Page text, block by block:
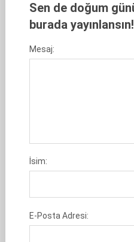
Sen de doğum
burada yayınlansın!
Mesaj:
İsim:
E-Posta Adresi: